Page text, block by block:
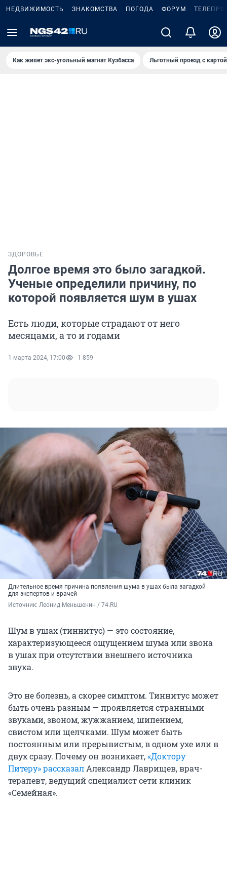
НЕДВИЖИМОСТЬ ЗНАКОМСТВА ПОГОДА ФОРУМ
Как живет экс-угольный магнат Кузбасса Льготный проезд с
ЗДОРОВЬЕ
Долгое время это было загадкой.
Ученые определили причину, по
которой появляется шум в ушах
Есть люди, которые страдают от него
месяцами, а то и годами
1 марта 2024, 17:00 1 859
Длительное время причина появления шума в ушах была загадкой
для экспертов и врачей
Источник: Леонид Меньшенин / 74.RU
Шум в ушах (тиннитус) — это состояние,
характеризующееся ощущением шума или звона
в ушах при отсутствии внешнего источника
звука.
Это не болезнь, а скорее симптом. Тиннитус может
быть очень разным — проявляется странными
звуками, звоном, жужжанием, шипением,
свистом или щелчками. Шум может быть
постоянным или прерывистым, в одном ухе или в
двух сразу. Почему он возникает,«Доктору
Питеру» рассказалАлександр Лаврищев, врач-
терапевт, ведущий специалист сети клиник
«Семейная».